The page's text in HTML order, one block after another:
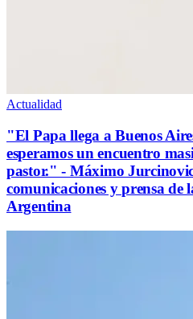
Actualidad
"El Papa llega a Buenos
esperamos un encuentro
pastor." - Máximo
comunicaciones y prensa de
Argentina